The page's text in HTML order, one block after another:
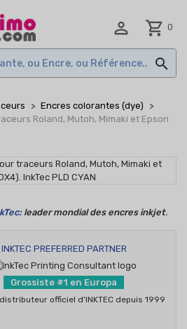
 shopping_cart 0

Encres colorantes (dye)
Roland, Mutoh, Mimaki et Epson
leader mondial des encres inkjet.
INKTEC PREFERRED PARTNER
Grossiste #1 en Europa
distributeur officiel d'INKTEC depuis 1999